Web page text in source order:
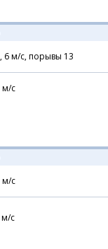
6м/с, порывы 13
м/с
м/с
м/с